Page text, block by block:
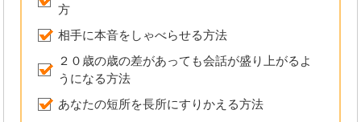
方
相手に本音をしゃべらせる方法
２０歳の歳の差があっても会話が盛り上がるよ
うになる方法
あなたの短所を長所にすりかえる方法